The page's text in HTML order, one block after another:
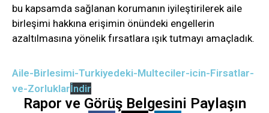
bu kapsamda sağlanan korumanın iyileştirilerek aile
birleşimi hakkına erişimin önündeki engellerin
azaltılmasına yönelik fırsatlara ışık tutmayı amaçladık.
Aile-Birlesimi-Turkiyedeki-Multeciler-icin-Firsatlar-
ve-Zorluklarİndir
Rapor ve Görüş Belgesini Paylaşın